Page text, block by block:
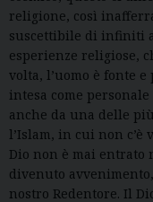
religione, così
suscettibile di infiniti
esperienze religiose,
volta, l’uomo è fonte
intesa come
anche da una delle
l’Islam, in cui non c’è
Dio non è mai entrato
divenuto
nostro Redentore. Il